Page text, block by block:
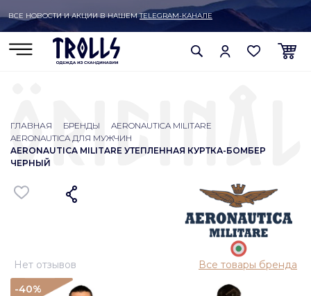
ВСЕ НОВОСТИ И АКЦИИ В НАШЕМTELEGRAM-КАНАЛЕ
ГЛАВНАЯ БРЕНДЫ
AERONAUTICA MILITARE
AERONAUTICA ДЛЯ МУЖЧИН
AERONAUTICA MILITARE УТЕПЛЕННАЯ КУРТКА-БОМБЕР
ЧЕРНЫЙ
Нет отзывов
Все товары бренда
-40%